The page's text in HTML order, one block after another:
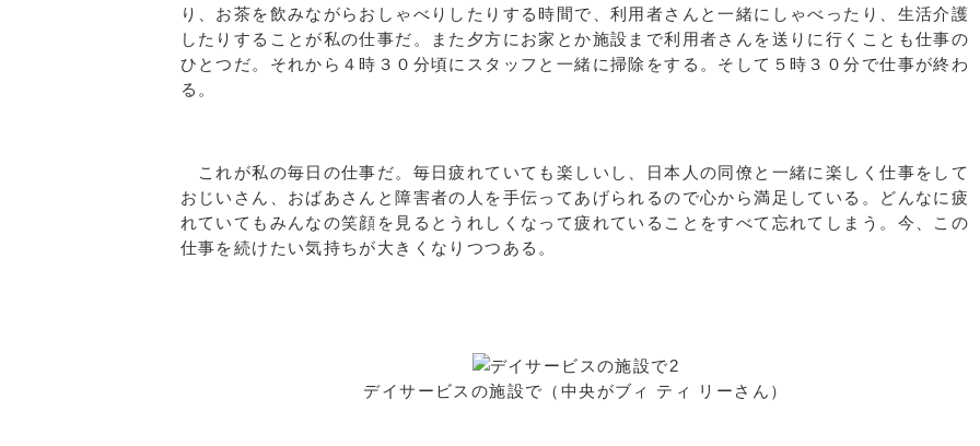
り、お茶を飲みながらおしゃべりしたりする時間で、利用者さんと一緒にしゃべったり、生活介護
したりすることが私の仕事だ。また夕方にお家とか施設まで利用者さんを送りに行くことも仕事の
ひとつだ。それから４時３０分頃にスタッフと一緒に掃除をする。そして５時３０分で仕事が終わ
る。
これが私の毎日の仕事だ。毎日疲れていても楽しいし、日本人の同僚と一緒に楽しく仕事をして
おじいさん、おばあさんと障害者の人を手伝ってあげられるので心から満足している。どんなに疲
れていてもみんなの笑顔を見るとうれしくなって疲れていることをすべて忘れてしまう。今、この
仕事を続けたい気持ちが大きくなりつつある。
デイサービスの施設で（中央がブィ ティ リーさん）